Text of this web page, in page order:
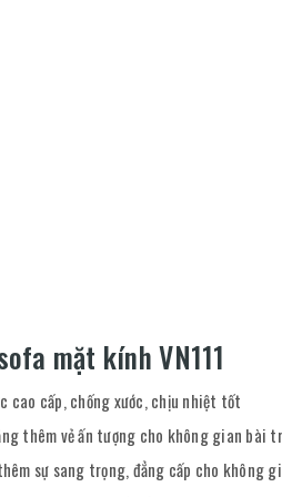
mặt kính VN111
cao cấp, chống xước, chịu nhiệt tốt
thêm vẻ ấn tượng cho không gian bài
sự sang trọng, đẳng cấp cho không